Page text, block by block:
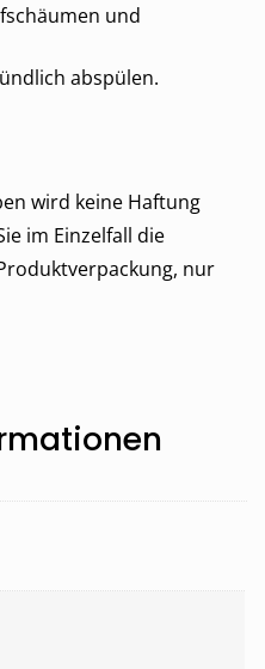
und
abspülen.
wird keine Haftung
im Einzelfall die
nur